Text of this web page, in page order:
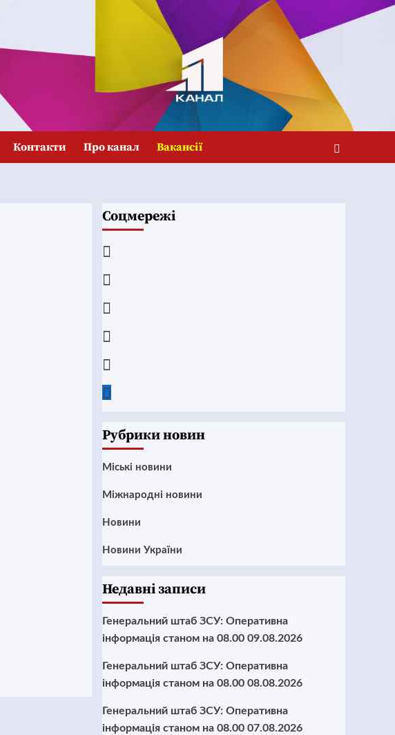
Контакти Про канал Вакансії
Соцмережі
Рубрики новин
Mіські новини
Міжнародні новини
Новини
Новини України
Недавні записи
Генеральний штаб ЗСУ: Оперативна
інформація станом на 08.00 09.08.2026
Генеральний штаб ЗСУ: Оперативна
інформація станом на 08.00 08.08.2026
Генеральний штаб ЗСУ: Оперативна
інформація станом на 08.00 07.08.2026